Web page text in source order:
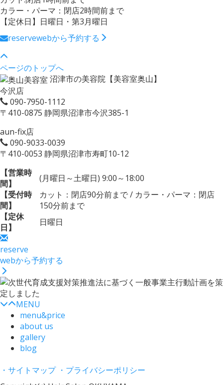
カラー・パーマ：閉店2時間前まで
【定休日】日曜日・第3月曜日
reservewebから予約する
ページのトップへ
沼津市の美容院【美容室奥山】
今沢店
090-7950-1112
〒410-0875 静岡県沼津市今沢385-1
aun-fix店
090-9033-0039
〒410-0053 静岡県沼津市寿町10-12
【営業時
間】
(月曜日～土曜日) 9:00～18:00
【受付時
間】
カット：閉店90分前まで / カラー・パーマ：閉店
150分前まで
【定休
日】
日曜日
reserve
webから予約する
MENU
menu&price
about us
gallery
blog
・サイトマップ ・プライバシーポリシー